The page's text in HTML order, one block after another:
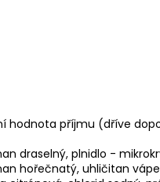
hodnota příjmu (dříve
draselný, plnidlo -
hořečnatý, uhličitan